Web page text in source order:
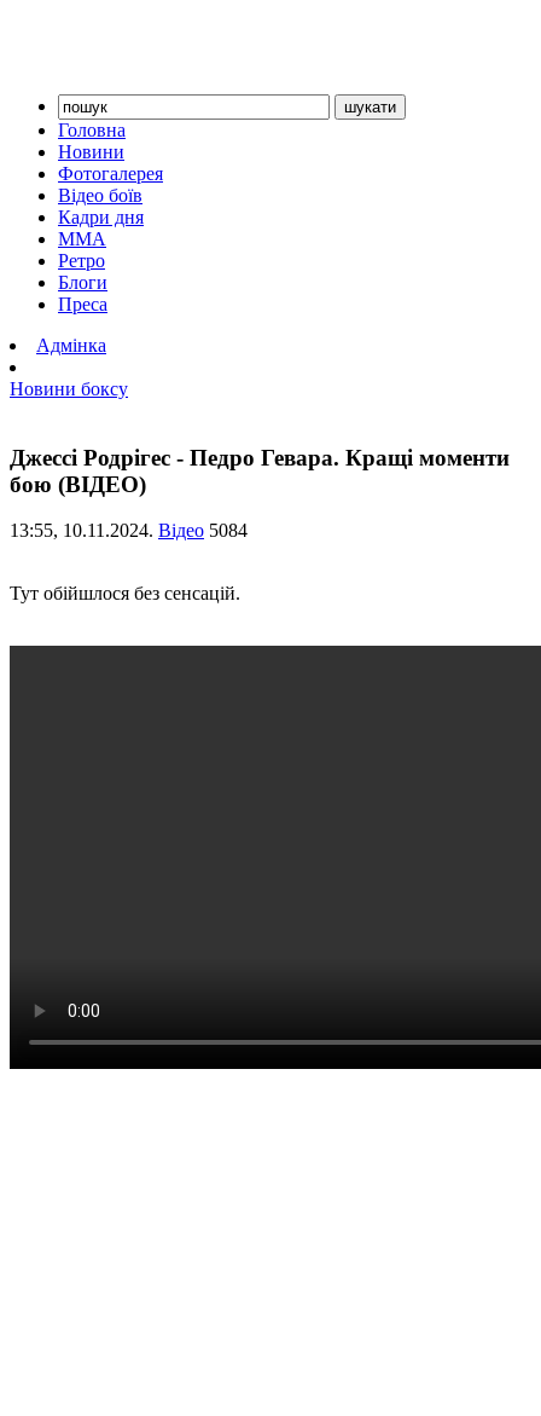
Головна
Новини
Фотогалерея
Відео боїв
Кадри дня
ММА
Ретро
Блоги
Преса
Адмінка
Новини боксу
Джессі Родрігес - Педро Гевара. Кращі моменти
бою (ВІДЕО)
13:55, 10.11.2024. Відео 5084
Тут обійшлося без сенсацій.